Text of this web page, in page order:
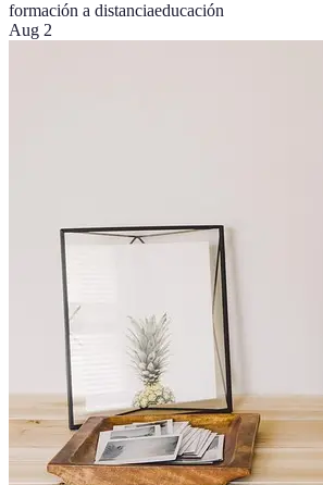
formación a distanciaeducación
Aug 2